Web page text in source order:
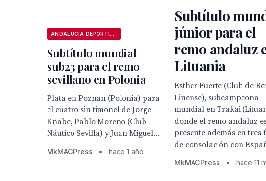
Subtítulo
júnior para el
remo andaluz
Lituania
Esther Fuerte (Club de
Linense), subcampeona
mundial en Trakai
donde el remo andaluz
presente además en tres
de consolación con
MkMACPress • hace 11
Subtítulo mundial
sub23 para el remo
sevillano en Polonia
Plata en Poznan (Polonia) para
el cuatro sin timonel de Jorge
Knabe, Pablo Moreno (Club
Náutico Sevilla) y Juan Miguel...
MkMACPress • hace 1 año